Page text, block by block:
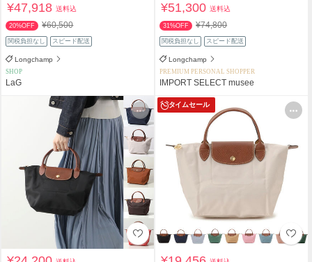
¥47,918送料込
20%OFF ¥60,500
関税負担なし スピード配送
Longchamp
SHOP
LaG
¥51,300送料込
31%OFF ¥74,800
関税負担なし スピード配送
Longchamp
PREMIUM PERSONAL SHOPPER
IMPORT SELECT musee
タイムセール